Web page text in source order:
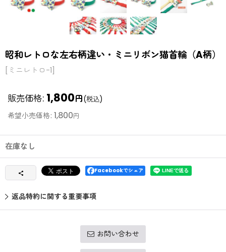
昭和レトロな左右柄違い・ミニリボン猫首輪（A柄）
ミニレトロ-1
販売価格: 1,800円(税込)
希望小売価格: 1,800円
在庫なし
Facebookでシェア
返品特約に関する重要事項
お問い合わせ